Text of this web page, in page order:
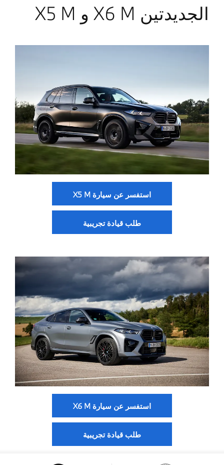
الجديدتين X6 M و X5 M
استفسر عن سيارة X5 M
طلب قيادة تجريبية
استفسر عن سيارة X6 M
طلب قيادة تجريبية